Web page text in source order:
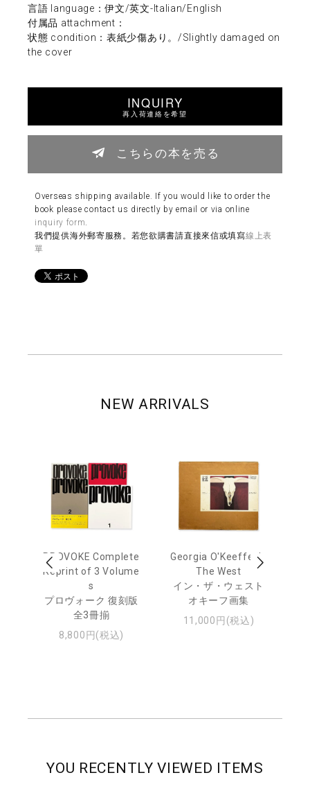
言語 language：伊文/英文-Italian/English
付属品 attachment：
状態 condition：表紙少傷あり。/Slightly damaged on
the cover
INQUIRY
再入荷連絡を希望
こちらの本を売る
Overseas shipping available. If you would like to order the
book please contact us directly by email or via online
inquiry form
我們提供海外郵寄服務。若您欲購書請直接來信或填寫線上表
單
NEW ARRIVALS
PROVOKE Complete
Reprint of 3 Volume
s
プロヴォーク 復刻版
全3冊揃
8,800円(税込)
Georgia O'Keeffe: In
The West
イン・ザ・ウェスト
オキーフ画集
11,000円(税込)
YOU RECENTLY VIEWED ITEMS